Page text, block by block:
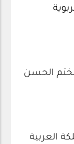
الحسن
العربية